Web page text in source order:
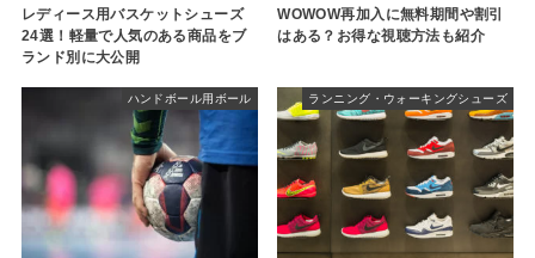
レディース用バスケットシューズ
24選！軽量で人気のある商品をブ
ランド別に大公開
WOWOW再加入に無料期間や割引
はある？お得な視聴方法も紹介
ハンドボール用ボール ランニング・ウォーキングシューズ